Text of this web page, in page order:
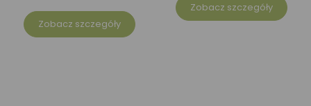
Zobacz szczegóły
Zobacz szczegóły